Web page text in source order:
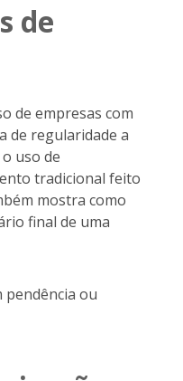
de
de empresas com
de regularidade a
uso de
tradicional feito
mostra como
final de uma
pendência ou